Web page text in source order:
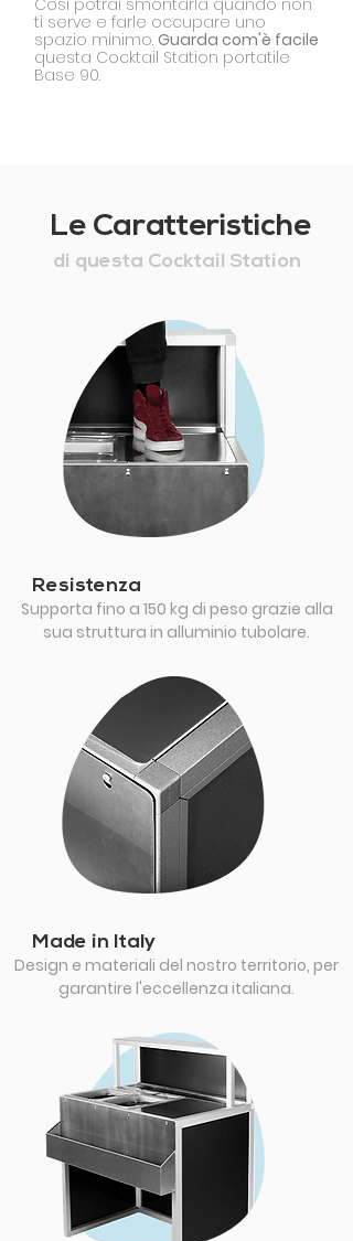
ti serve e farle occupare uno
spazio minimo. Guarda com'è facile
questa Cocktail Station portatile
Base 90.
Le Caratteristiche
di questa Cocktail Station
Resistenza
Supporta fino a 150 kg di peso grazie alla
sua struttura in alluminio tubolare.
Made in Italy
Design e materiali del nostro territorio, per
garantire l'eccellenza italiana.